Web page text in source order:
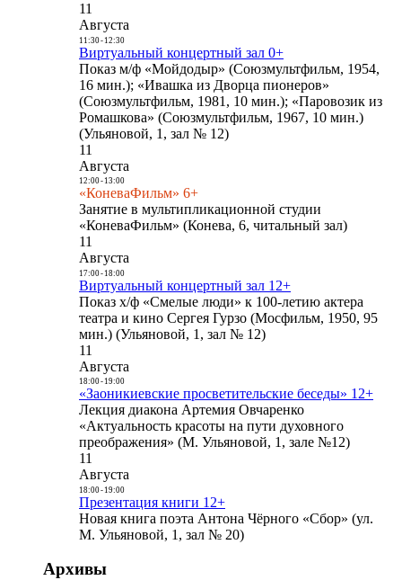
11
Августа
11:30- 12:30
Виртуальный концертный зал 0+
Показ м/ф «Мойдодыр» (Союзмультфильм, 1954,
16 мин.); «Ивашка из Дворца пионеров»
(Союзмультфильм, 1981, 10 мин.); «Паровозик из
Ромашкова» (Союзмультфильм, 1967, 10 мин.)
(Ульяновой, 1, зал № 12)
11
Августа
12:00- 13:00
«КоневаФильм» 6+
Занятие в мультипликационной студии
«КоневаФильм» (Конева, 6, читальный зал)
11
Августа
17:00- 18:00
Виртуальный концертный зал 12+
Показ х/ф «Смелые люди» к 100-летию актера
театра и кино Сергея Гурзо (Мосфильм, 1950, 95
мин.) (Ульяновой, 1, зал № 12)
11
Августа
18:00- 19:00
«Заоникиевские просветительские беседы» 12+
Лекция диакона Артемия Овчаренко
«Актуальность красоты на пути духовного
преображения» (М. Ульяновой, 1, зале №12)
11
Августа
18:00- 19:00
Презентация книги 12+
Новая книга поэта Антона Чёрного «Сбор» (ул.
М. Ульяновой, 1, зал № 20)
Архивы